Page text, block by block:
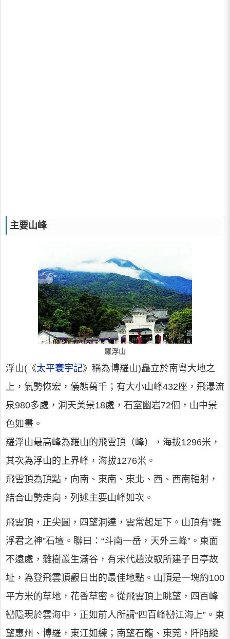
主要山峰
羅浮山
浮山(《太平寰宇記》稱為博羅山)矗立於南粵大地之
上，氣勢恢宏，儀態萬千；有大小山峰432座，飛瀑流
泉980多處，洞天美景18處，石室幽岩72個，山中景
色如畫。
羅浮山最高峰為羅山的飛雲頂（峰），海拔1296米，
其次為浮山的上界峰，海拔1276米。
飛雲頂為頂點，向南、東南、東北、西、西南輻射，
結合山勢走向，列述主要山峰如次。
飛雲頂，正尖圓，四望洞達，雲常起足下。山頂有“羅
浮君之神”石壇。聯曰：“斗南一岳，天外三峰”。東面
不遠處，雜樹叢生滿谷，有宋代趙汝馭所建子日亭故
址，為登飛雲頂觀日出的最佳地點。山頂是一塊約100
平方米的草地，花香草密。從飛雲頂上眺望，四百峰
巒隱現於雲海中，正如前人所謂“四百峰巒江海上”。東
望惠州、博羅，東江如練；南望石龍、東莞，阡陌縱